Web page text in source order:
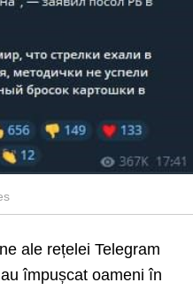
ale rețelei Telegram
împușcat oameni în